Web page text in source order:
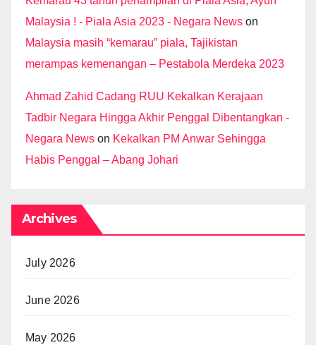
Malaysia ! - Piala Asia 2023 - Negara News on
Malaysia masih “kemarau” piala, Tajikistan
merampas kemenangan – Pestabola Merdeka 2023
Ahmad Zahid Cadang RUU Kekalkan Kerajaan
Tadbir Negara Hingga Akhir Penggal Dibentangkan -
Negara News on Kekalkan PM Anwar Sehingga
Habis Penggal – Abang Johari
Archives
July 2026
June 2026
May 2026